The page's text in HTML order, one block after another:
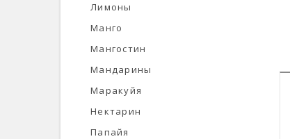
Лимоны
Манго
Мангостин
Мандарины
Маракуйя
Нектарин
Папайя